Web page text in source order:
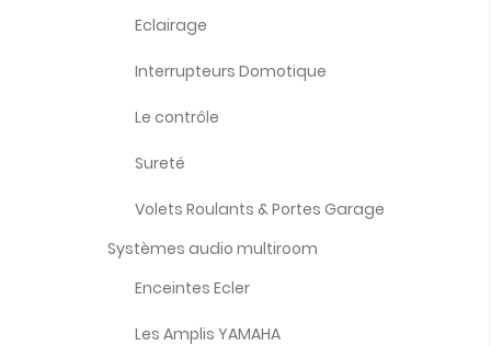
Eclairage
Interrupteurs Domotique
Le contrôle
Sureté
Volets Roulants & Portes Garage
Systèmes audio multiroom
Enceintes Ecler
Les Amplis YAMAHA